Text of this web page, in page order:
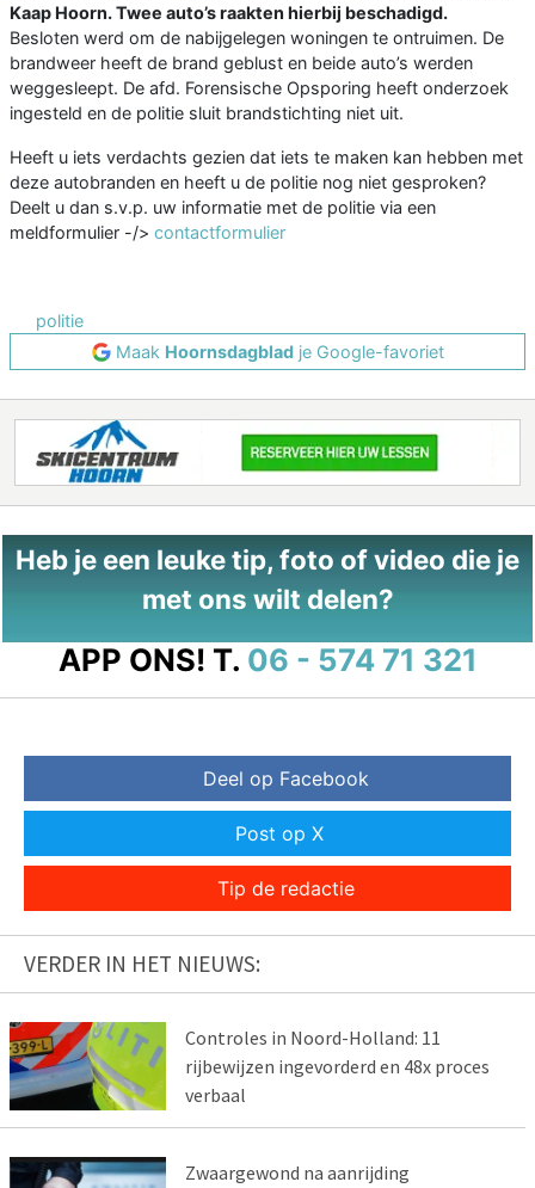
Kaap Hoorn. Twee auto’s raakten hierbij beschadigd.
Besloten werd om de nabijgelegen woningen te ontruimen. De
brandweer heeft de brand geblust en beide auto’s werden
weggesleept. De afd. Forensische Opsporing heeft onderzoek
ingesteld en de politie sluit brandstichting niet uit.
Heeft u iets verdachts gezien dat iets te maken kan hebben met
deze autobranden en heeft u de politie nog niet gesproken?
Deelt u dan s.v.p. uw informatie met de politie via een
meldformulier -/> contactformulier
politie
Maak Hoornsdagbladje Google-favoriet
Heb je een leuke tip, foto of video die je
met ons wilt delen?
APP ONS! T. 06 - 574 71 321
Deel op Facebook
Post op X
Tip de redactie
VERDER IN HET NIEUWS:
Controles in Noord-Holland: 11
rijbewijzen ingevorderd en 48x proces
verbaal
Zwaargewond na aanrijding